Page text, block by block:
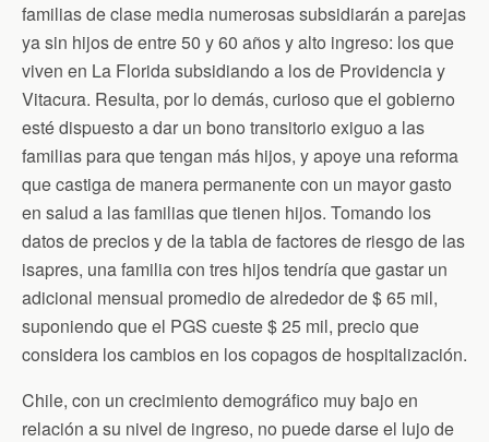
familias de clase media numerosas subsidiarán a parejas
ya sin hijos de entre 50 y 60 años y alto ingreso: los que
viven en La Florida subsidiando a los de Providencia y
Vitacura. Resulta, por lo demás, curioso que el gobierno
esté dispuesto a dar un bono transitorio exiguo a las
familias para que tengan más hijos, y apoye una reforma
que castiga de manera permanente con un mayor gasto
en salud a las familias que tienen hijos. Tomando los
datos de precios y de la tabla de factores de riesgo de las
isapres, una familia con tres hijos tendría que gastar un
adicional mensual promedio de alrededor de $ 65 mil,
suponiendo que el PGS cueste $ 25 mil, precio que
considera los cambios en los copagos de hospitalización.
Chile, con un crecimiento demográfico muy bajo en
relación a su nivel de ingreso, no puede darse el lujo de